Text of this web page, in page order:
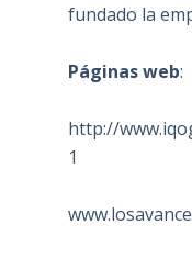
fundado la
Páginas web:
http://
1